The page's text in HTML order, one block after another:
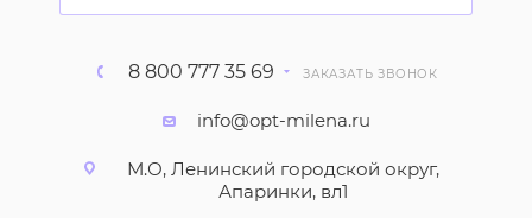
8 800 777 35 69 ЗАКАЗАТЬ ЗВОНОК
info@opt-milena.ru
М.О, Ленинский городской округ,
Апаринки, вл1